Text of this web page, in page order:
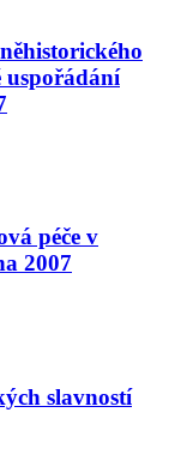
péče v
2007
slavností